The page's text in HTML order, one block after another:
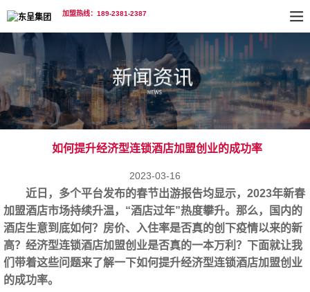
加盟热线：189-2381-2387
如何提升经济型连锁酒店加盟创业的成功率
2023-03-16
近日，多个平台发布的春节出游报告均显示，2023年新春
加盟酒店‍市场持续升温，“酒店过年”热度攀升。那么，国内的
酒店生意到底如何？房价、入住率是否真的创下疫情以来的新
高？经济型连锁酒店加盟创业是否真的一本万利？下面就让我
们带着这些问题来了解一下如何提升经济型连锁酒店加盟创业
的成功率。